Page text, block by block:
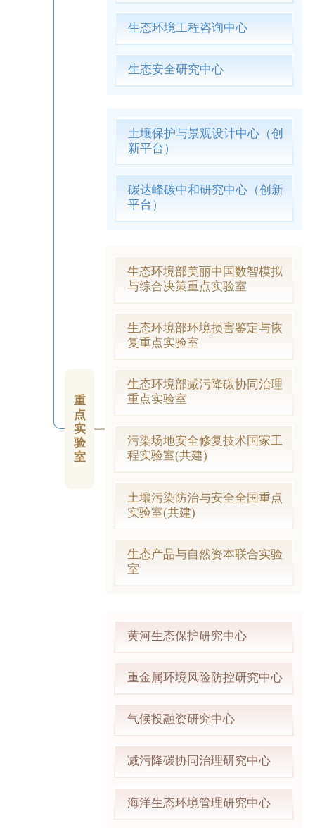
生态环境工程咨询中心
生态安全研究中心
土壤保护与景观设计中心（创
新平台）
碳达峰碳中和研究中心（创新
平台）
重
点
实
验
室
生态环境部美丽中国数智模拟
与综合决策重点实验室
生态环境部环境损害鉴定与恢
复重点实验室
生态环境部减污降碳协同治理
重点实验室
污染场地安全修复技术国家工
程实验室(共建)
土壤污染防治与安全全国重点
实验室(共建)
生态产品与自然资本联合实验
室
黄河生态保护研究中心
重金属环境风险防控研究中心
气候投融资研究中心
减污降碳协同治理研究中心
海洋生态环境管理研究中心